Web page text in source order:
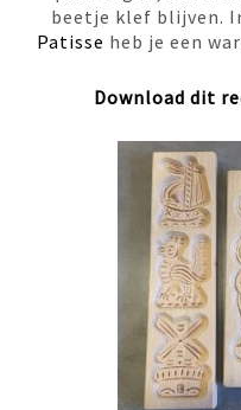
beetje klef blijven.
Patisse heb je een
Download dit